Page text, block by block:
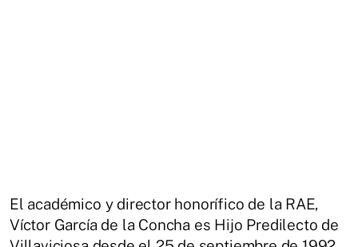
El académico y director honorífico de la RAE,
Víctor García de la Concha es Hijo Predilecto de